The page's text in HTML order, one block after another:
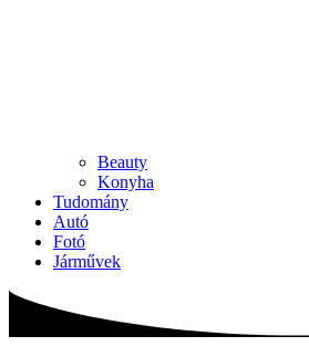
Beauty
Konyha
Tudomány
Autó
Fotó
Járművek